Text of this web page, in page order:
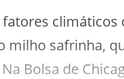
climáticos
safrinha,
Bolsa de